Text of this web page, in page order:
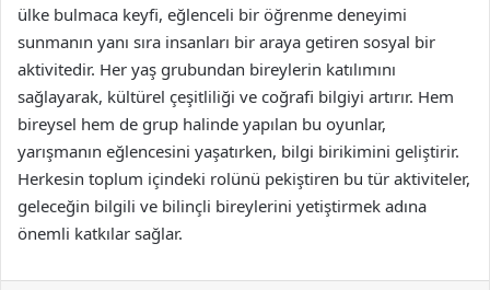
ülke bulmaca keyfi, eğlenceli bir öğrenme deneyimi
sunmanın yanı sıra insanları bir araya getiren sosyal bir
aktivitedir. Her yaş grubundan bireylerin katılımını
sağlayarak, kültürel çeşitliliği ve coğrafi bilgiyi artırır. Hem
bireysel hem de grup halinde yapılan bu oyunlar,
yarışmanın eğlencesini yaşatırken, bilgi birikimini geliştirir.
Herkesin toplum içindeki rolünü pekiştiren bu tür aktiviteler,
geleceğin bilgili ve bilinçli bireylerini yetiştirmek adına
önemli katkılar sağlar.